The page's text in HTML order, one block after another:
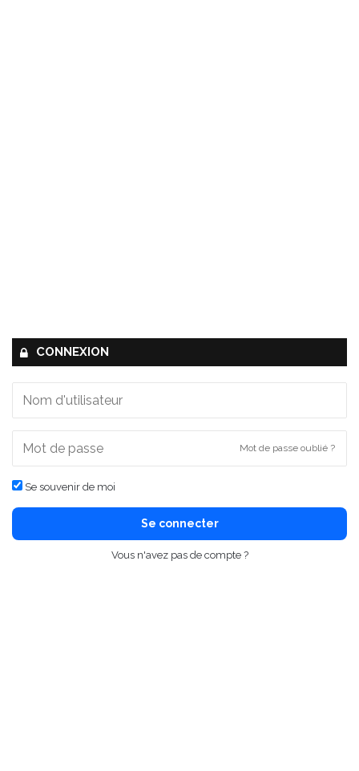
CONNEXION
Mot de passe oublié ?
Se souvenir de moi
Se connecter
Vous n'avez pas de compte ?